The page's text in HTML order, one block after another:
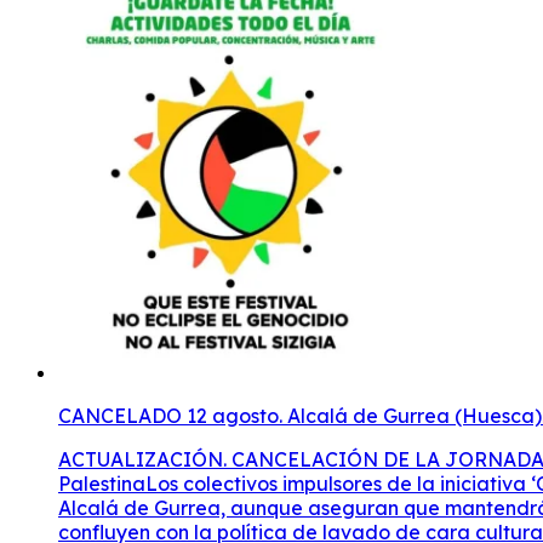
CANCELADO 12 agosto. Alcalá de Gurrea
ACTUALIZACIÓN. CANCELACIÓN DE LA JORNADA DEL 12 DE AGOSTO Se suspende la jornada prevista el 12 de agosto en Alcalá de Gurrea en solidaridad con PalestinaLos colectivos impulsores de la iniciativa ‘Que este festival no eclipse el genocidio’ han cancelado la jornada cultural prevista para el 12 de agosto en Alcalá de Gurrea, aunque aseguran que mantendrán su campaña de denuncia contra los festivales que, a su juicio, implementan estrategias comerciales que confluyen con la política de lavado de cara cultural israelí. ARAINFO REDACCIÓN06 agosto, 2026. Los colectivos en solidaridad con Palestina implicados en la campaña “Que este festival no eclipse el genocidio” han anunciado la cancelación de la jornada cultural que tenían prevista para el próximo 12 de agosto en Alcalá de Gurrea, después de que el Ayuntamiento denegara el uso de los espacios municipales solicitados para su celebración. En el comunicado, las organizaciones comienzan celebrando “el éxito de la campaña” tras haberse logrado “la cancelación definitiva del macrofestival Sizigia en La Sotonera”. Sin embargo, explican que se han visto “en la obligación de comunicar la cancelación de la jornada cultural” prevista para el día del eclipse debido a la “reciente resolución municipal que deniega el uso de los espacios solicitados para tal fin”. Pese a ello, los colectivos agradecen la actitud inicial del consistorio. “Queremos expresar nuestro agradecimiento al Ayuntamiento de Alcalá de Gurrea, que hace apenas unas semanas nos abrió sus puertas, mostrándonos los espacios municipales y poniéndolos a nuestra disposición para esta jornada”, señalan. Asimismo, subrayan que la iniciativa “no pretendía en ningún caso ser un evento masivo, sino un encuentro de apoyo, charla y convivencia”. En este sentido, consideran que el cambio de postura del Ayuntamiento “ha podido venir motivado por la lógica preocupación que existe en nuestro territorio ante el riesgo extremo de incendios, la sequía persistente y el movimiento de personas previsto para el día del eclipse, factores de seguridad que respetamos”. Los colectivos también valoran “positivamente el compromiso del consistorio al haber presentado alegaciones contra el proyecto del festival Sizigia, sumándose a las voces que alertaban sobre sus deficiencias”.La campaña continúa A pesar de la suspensión de la jornada, aseguran que mantendrán su actividad. “Seguiremos impulsando con firmeza las campañas de información contra otros eventos que mantienen vínculos con el fondo sionismo (como es el caso del Monegros Desert Festival o el Festival Own Spirit) y seguiremos vigilantes en defensa de nuestro territorio y ante cualquier intento de convertirlo en un destino atractivo para el turismo sionista”, afirman. El comunicado concluye con un agradecimiento “a todas las personas, plataformas y colectivos implicados en esta red solidaria que, día a día, sigue trabajando incansablemente para denunciar el genocidio en Palestina y en defensa de nuestro territorio”. “Hoy, a pesar de la cancelación de nuestra jornada el día del eclipse, podemos afirmar con orgullo que